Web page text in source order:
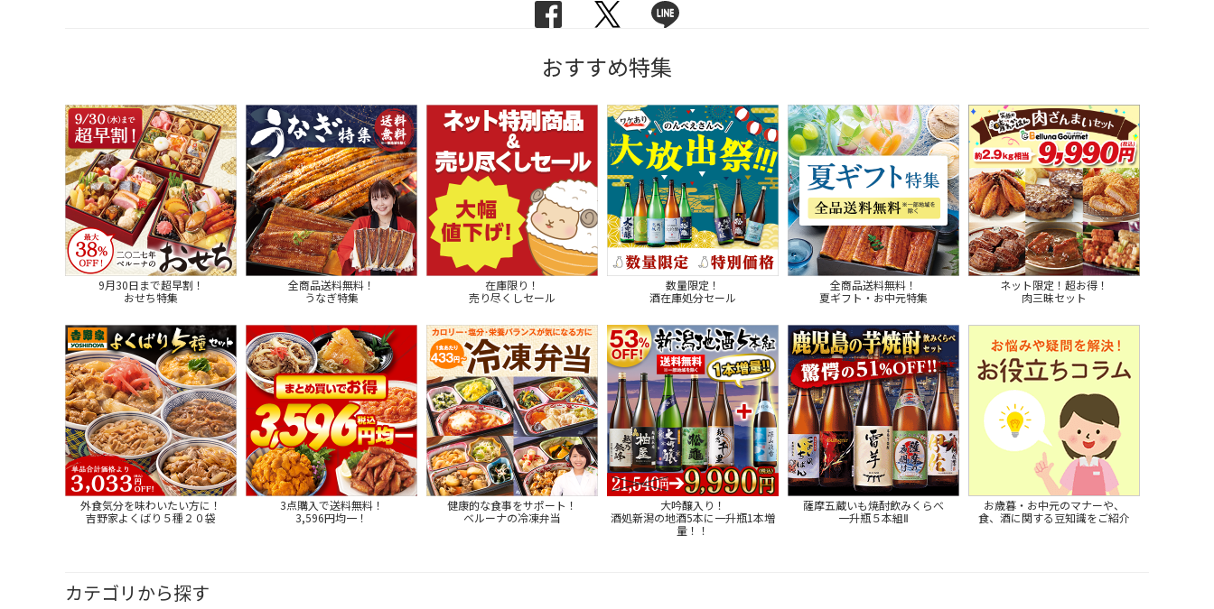
おすすめ特集
9月30日まで超早割！
おせち特集
全商品送料無料！
うなぎ特集
在庫限り！
売り尽くしセール
数量限定！
酒在庫処分セール
全商品送料無料！
夏ギフト・お中元特集
ネット限定！超お得！
肉三昧セット
外食気分を味わいたい方に！
吉野家よくばり５種２０袋
3点購入で送料無料！
3,596円均一！
健康的な食事をサポート！
ベルーナの冷凍弁当
大吟醸入り！
酒処新潟の地酒5本に一升瓶1本増
量！！
薩摩五蔵いも焼酎飲みくらべ
一升瓶５本組Ⅱ
お歳暮・お中元のマナーや、
食、酒に関する豆知識をご紹介
カテゴリから探す